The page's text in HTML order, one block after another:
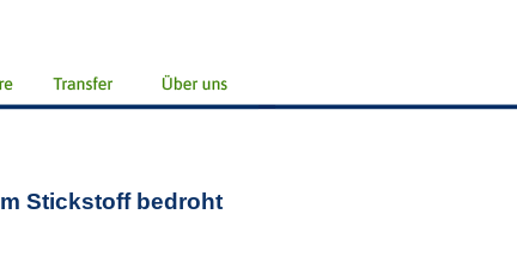
Stickstoff bedroht